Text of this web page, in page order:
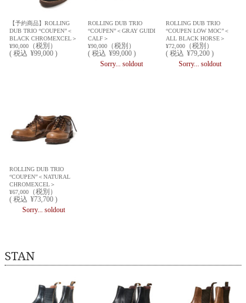
【予約商品】ROLLING
DUB TRIO “COUPEN”＜
BLACK CHROMEXCEL＞
¥90,000
（税別）
(税込 ¥99,000 )
ROLLING DUB TRIO
“COUPEN”＜GRAY GUIDI
CALF＞
¥90,000（税別）
( 税込 ¥99,000 )
Sorry... soldout
ROLLING DUB TRIO
“COUPEN LOW MOC”＜
ALL BLACK HORSE＞
¥72,000（税別）
( 税込 ¥79,200 )
Sorry... soldout
ROLLING DUB TRIO
“COUPEN”＜NATURAL
CHROMEXCEL＞
¥67,000
（税別）
(税込 ¥73,700 )
Sorry... soldout
STAN